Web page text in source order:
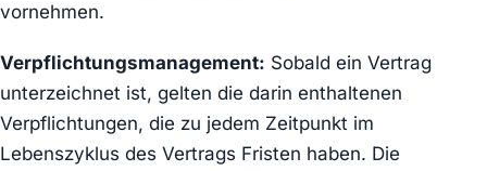
vornehmen.
Verpflichtungsmanagement: Sobald ein Vertrag
unterzeichnet ist, gelten die darin enthaltenen
Verpflichtungen, die zu jedem Zeitpunkt im
Lebenszyklus des Vertrags Fristen haben. Die